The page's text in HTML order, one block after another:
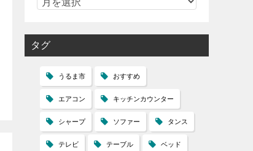
タグ
うるま市 おすすめ
エアコン キッチンカウンター
シャープ ソファー タンス
テレビ テーブル ベッド